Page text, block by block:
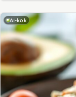
AI-kok